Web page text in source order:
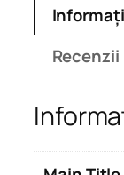
o
r
b
Recenzii